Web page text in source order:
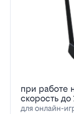
при работе
скорость до
для онлайн-